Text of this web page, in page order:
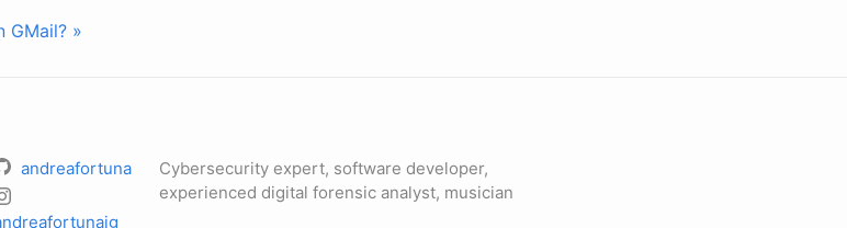
GMail? »
andreafortuna
Cybersecurity expert, software developer,
experienced digital forensic analyst, musician